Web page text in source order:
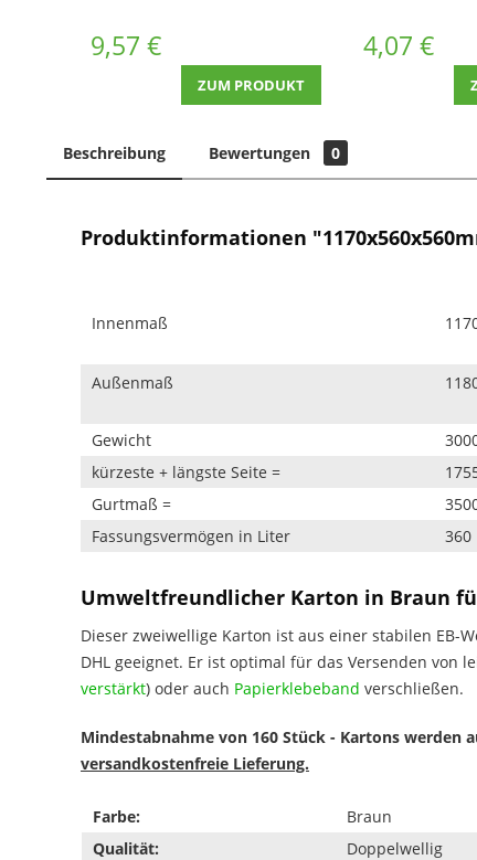
9,57 €
ZUM PRODUKT
4,07 €
Beschreibung Bewertungen 0
Produktinformationen
Innenmaß
Außenmaß
Gewicht
kürzeste + längste Seite =
Gurtmaß =
Fassungsvermögen in Liter
360
Umweltfreundlicher Karton in Braun
Dieser zweiwellige Karton ist aus einer stabilen EB-
DHL geeignet. Er ist optimal für das Versenden von
verstärkt) oder auch Papierklebeband verschließen.
Mindestabnahme von 160 Stück - Kartons werden
versandkostenfreie Lieferung.
Farbe:
Braun
Qualität:
Doppelwellig